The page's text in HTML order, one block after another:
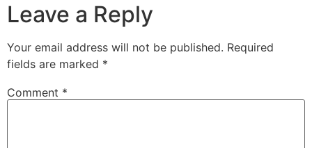
Leave a Reply
Your email address will not be published. Required
fields are marked *
Comment *